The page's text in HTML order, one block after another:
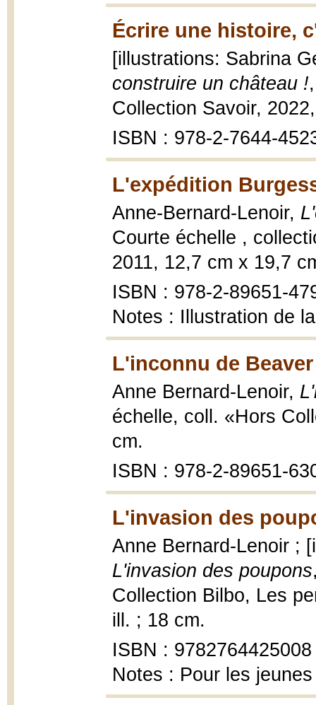
Écrire une histoire,
[illustrations: Sabrina
construire un château !
Collection Savoir,
ISBN : 978-2-7644-
L'expédition
Anne-Bernard-Lenoir,
Courte échelle ,
2011, 12,7 cm x 19,7
ISBN : 978-2-89651-
Notes : Illustration de
L'inconnu de Beaver
Anne Bernard-Lenoir,
échelle, coll. «Hors
cm.
ISBN : 978-2-89651-
L'invasion des
Anne Bernard-Lenoir ;
L'invasion des poupons
Collection Bilbo, Les
ill. ; 18 cm.
ISBN : 9782764425008
Notes : Pour les jeunes